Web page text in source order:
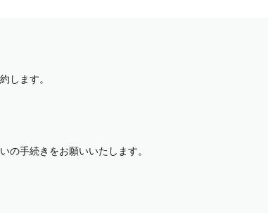
します。
の手続きをお願いいたします。